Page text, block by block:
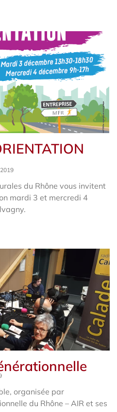
du Rhône vous invitent
mardi 3 et mercredi 4
organisée par
du Rhône – AIR et ses